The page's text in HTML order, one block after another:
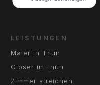
LEISTUNGEN
Maler in Thun
Gipser in Thun
Zimmer streichen